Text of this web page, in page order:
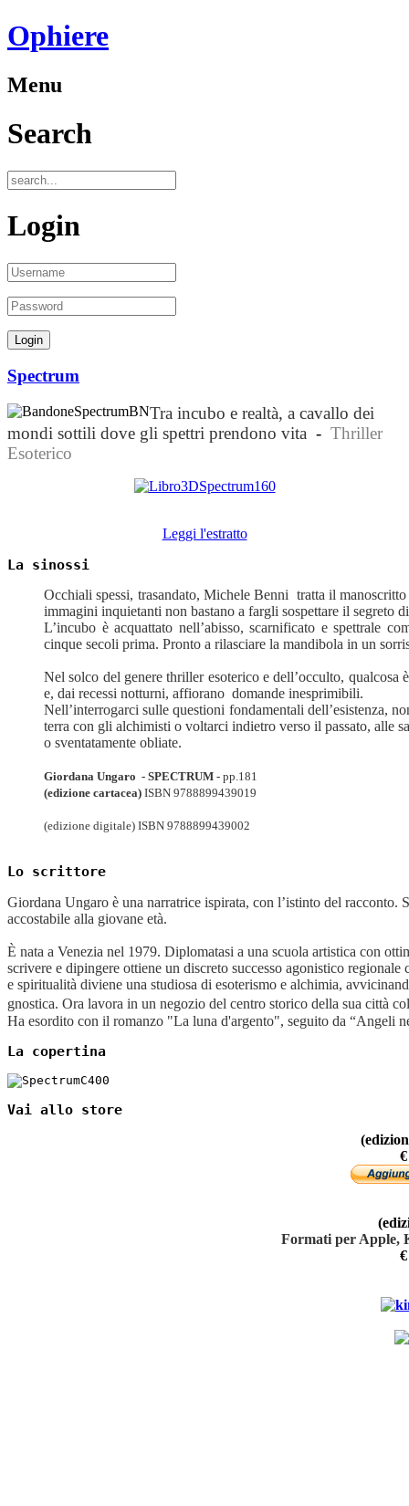
Ophiere
Menu
Search
Login
Spectrum
Tra incubo e realtà, a cavallo dei
mondi sottili dove gli spettri prendono vita - Thriller
Esoterico
Leggi l'estratto
La sinossi
Occhiali spessi, trasandato, Michele Benni tratta il
immagini inquietanti non bastano a fargli sospettare il segreto
L’incubo è acquattato nell’abisso, scarnificato e spettrale
cinque secoli prima. Pronto a rilasciare la mandibola in un
Nel solco del genere thriller esoterico e dell’occulto,
e, dai recessi notturni, affiorano domande inesprimibili.
Nell’interrogarci sulle questioni fondamentali dell’esistenza,
terra con gli alchimisti o voltarci indietro verso il passato, alle
o sventatamente obliate.
Giordana Ungaro - SPECTRUM - pp.181
(edizione cartacea) ISBN 9788899439019
(edizione digitale) ISBN 9788899439002
Lo scrittore
Giordana Ungaro è una narratrice ispirata, con l’istinto del racconto.
accostabile alla giovane età.
È nata a Venezia nel 1979. Diplomatasi a una scuola artistica con
scrivere e dipingere ottiene un discreto successo agonistico
e spiritualità diviene una studiosa di esoterismo e alchimia,
gnostica. Ora lavora in un negozio del centro storico della sua
Ha esordito con il romanzo "La luna d'argento", seguito da “Angeli
La copertina
Vai allo store
Formati per Apple,